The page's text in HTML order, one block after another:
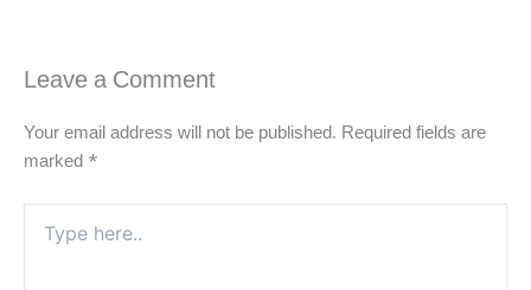
Leave a Comment
Your email address will not be published. Required fields are
marked *
here..